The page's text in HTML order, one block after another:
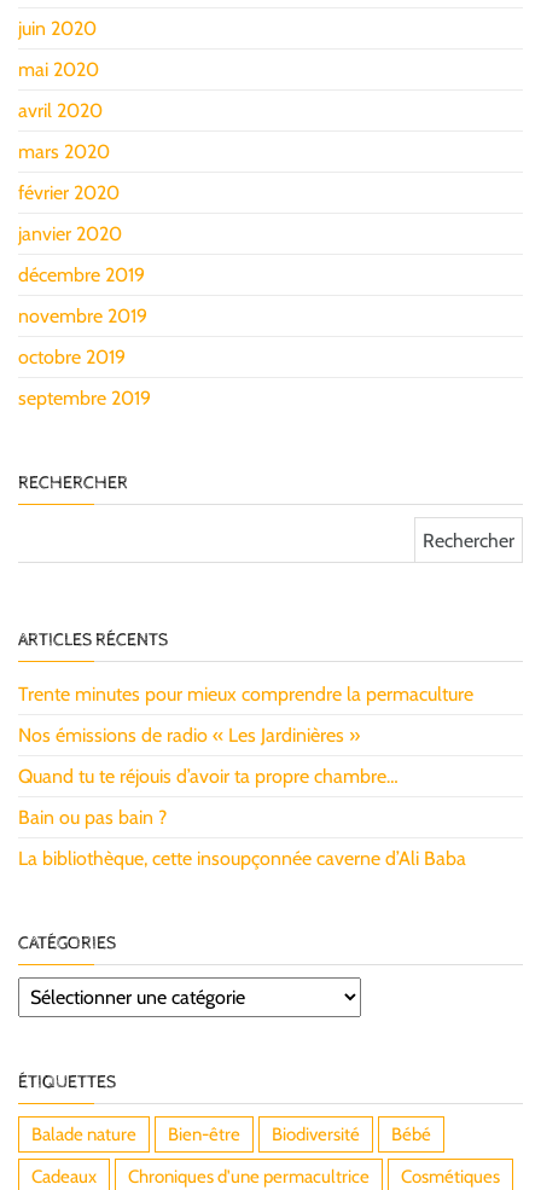
juin 2020
mai 2020
avril 2020
mars 2020
février 2020
janvier 2020
décembre 2019
novembre 2019
octobre 2019
septembre 2019
RECHERCHER
ARTICLES RÉCENTS
Trente minutes pour mieux comprendre la permaculture
Nos émissions de radio « Les Jardinières »
Quand tu te réjouis d’avoir ta propre chambre…
Bain ou pas bain ?
La bibliothèque, cette insoupçonnée caverne d’Ali Baba
CATÉGORIES
Catégories
ÉTIQUETTES
Balade nature Bien-être Biodiversité
Bébé
Cadeaux
Chroniques d'une permacultrice Cosmétiques